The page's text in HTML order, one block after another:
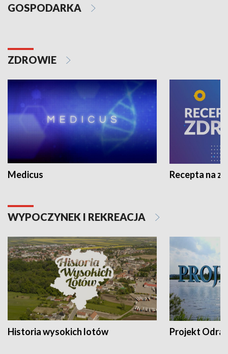
GOSPODARKA
ZDROWIE
Medicus Recepta na
WYPOCZYNEK I REKREACJA
Historia wysokich lotów Projekt Odra